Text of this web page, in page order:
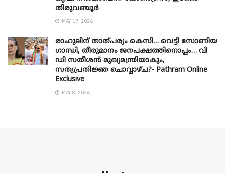
തിരുവഞ്ചൂർ
MAY 17, 2026
രാഹുലിന് താത്പര്യം കെസി… വെട്ടി സോണിയ
​ഗാന്ധി, തീരുമാനം ജനപക്ഷത്തിനൊപ്പം… വി
ഡി സതീശൻ മുഖ്യമന്ത്രിയാകും,
സത്യപ്രതിജ്ഞ ചൊവ്വാഴ്ച?- Pathram Online
Exclusive
MAY 8, 2026